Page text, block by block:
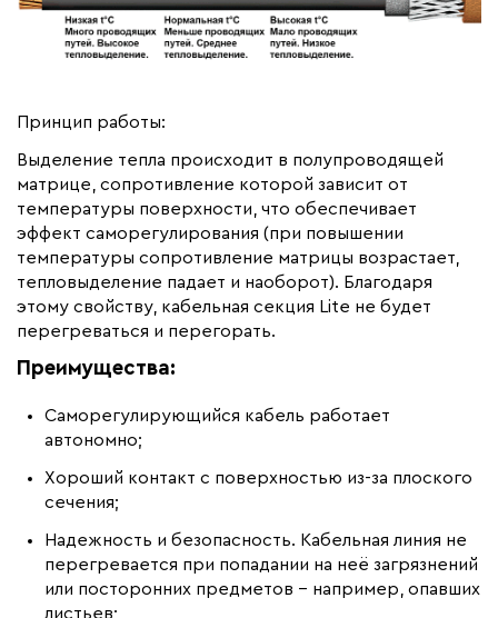
Принцип работы:
Выделение тепла происходит в полупроводящей
матрице, сопротивление которой зависит от
температуры поверхности, что обеспечивает
эффект саморегулирования (при повышении
температуры сопротивление матрицы возрастает,
тепловыделение падает и наоборот). Благодаря
этому свойству, кабельная секция Lite не будет
перегреваться и перегорать.
Преимущества:
Саморегулирующийся кабель работает
автономно;
Хороший контакт с поверхностью из-за плоского
сечения;
Надежность и безопасность. Кабельная линия не
перегревается при попадании на неё загрязнений
или посторонних предметов – например, опавших
листьев;